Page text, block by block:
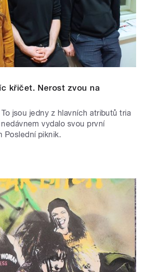
křičet. Nerost zvou na
jsou jedny z hlavních atributů tria
vydalo svou první
Poslední piknik.